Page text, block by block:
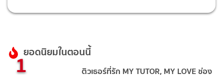
ยอดนิยมในตอนนี้
1 ติวเธอร์ที่รัก MY TUTOR, MY LOVE ช่อง